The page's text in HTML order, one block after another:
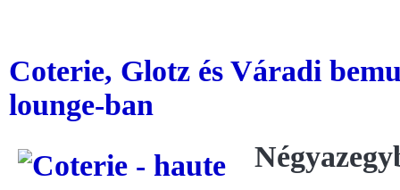
Coterie, Glotz és Váradi
lounge-ban